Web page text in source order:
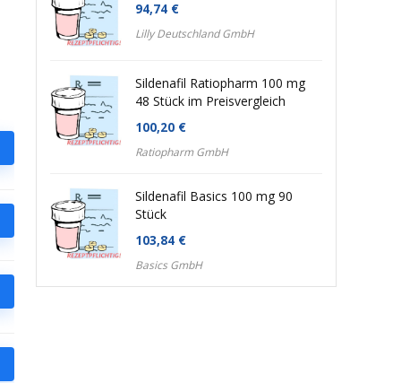
94,74 €
Lilly Deutschland GmbH
Sildenafil Ratiopharm 100 mg
48 Stück im Preisvergleich
100,20 €
Ratiopharm GmbH
Sildenafil Basics 100 mg 90
Stück
103,84 €
Basics GmbH